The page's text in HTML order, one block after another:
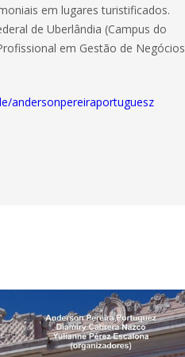
em lugares turistificados.
de Uberlândia (Campus do
em Gestão de Negócios
andersonpereiraportuguesz